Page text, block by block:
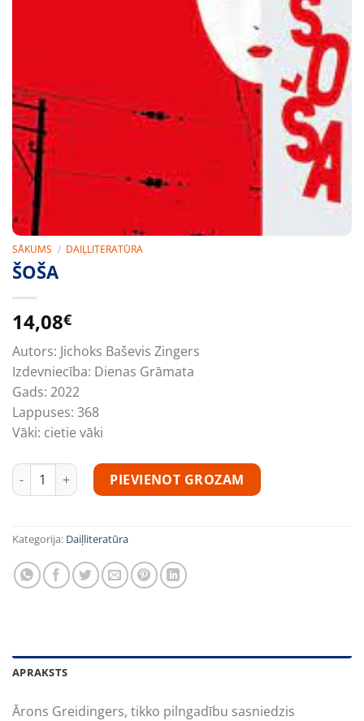
SĀKUMS / DAIĻLITERATŪRA
ŠOŠA
14,08€
Autors: Jichoks Baševis Zingers
Izdevniecība: Dienas Grāmata
Gads: 2022
Lappuses: 368
Vāki: cietie vāki
ŠOŠA daudzums PIEVIENOT GROZAM
Kategorija: Daiļliteratūra
APRAKSTS
Ārons Greidingers, tikko pilngadību sasniedzis